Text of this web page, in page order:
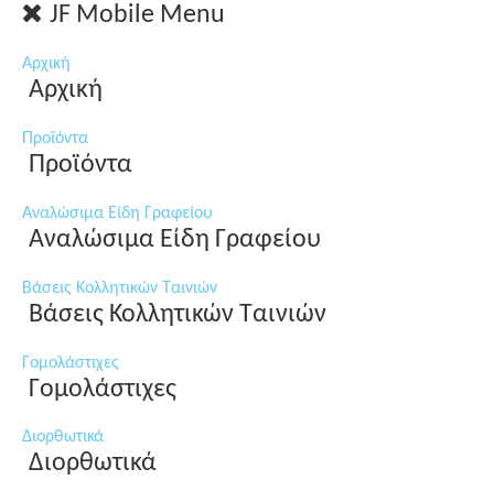
JF Mobile Menu
Αρχική
Αρχική
Προϊόντα
Προϊόντα
Αναλώσιμα Είδη Γραφείου
Αναλώσιμα Είδη Γραφείου
Βάσεις Κολλητικών Ταινιών
Βάσεις Κολλητικών Ταινιών
Γομολάστιχες
Γομολάστιχες
Διορθωτικά
Διορθωτικά